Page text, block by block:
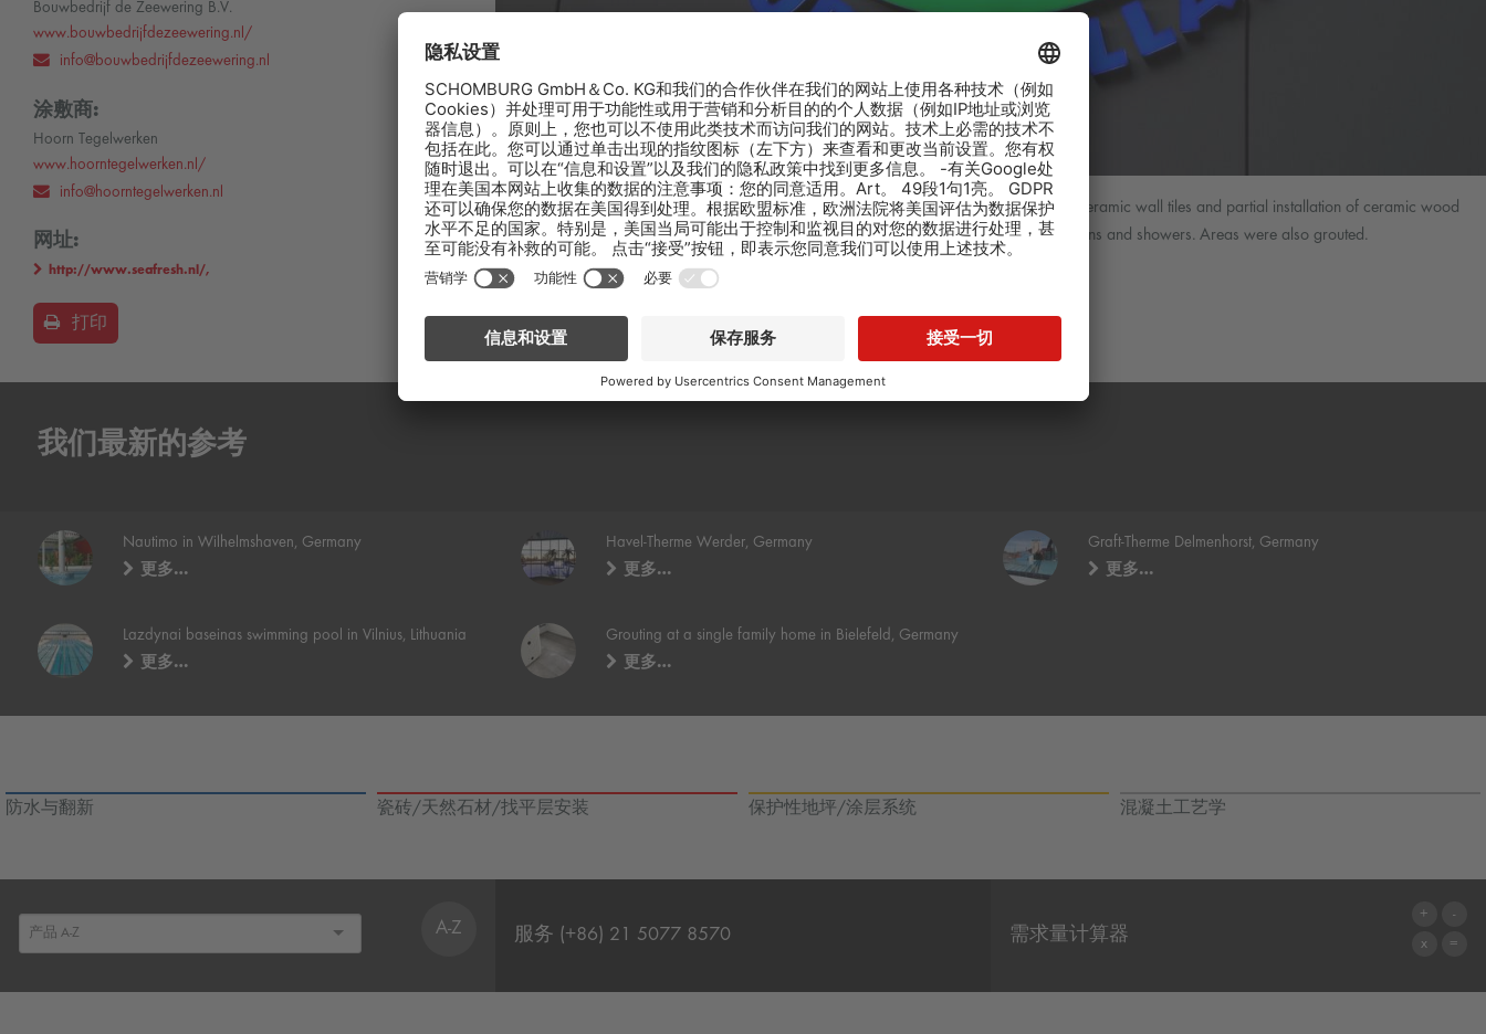
New construction next to an existing commercial building: installation of 20 x 50 cm ceramic wall tiles and partial installation of ceramic wood
parquet effect tiles in the toilets, changing rooms as well as in the hygienic sluice, kitchens and showers. Areas were also grouted.
Bouwbedrijf de Zeewering B.V.
www.bouwbedrijfdezeewering.nl/
info@bouwbedrijfdezeewering.nl
涂敷商:
Hoorn Tegelwerken
www.hoorntegelwerken.nl/
info@hoorntegelwerken.nl
网址:
http://www.seafresh.nl/,
打印
我们最新的参考
Nautimo in Wilhelmshaven, Germany
更多…
Havel-Therme Werder, Germany
更多…
Graft-Therme Delmenhorst, Germany
更多…
Lazdynai baseinas swimming pool in Vilnius, Lithuania
更多…
Grouting at a single family home in Bielefeld, Germany
更多…
防水与翻新 瓷砖/天然石材/找平层安装 保护性地坪/涂层系统 混凝土工艺学
A-Z 服务 (+86) 21 5077 8570 需求量计算器